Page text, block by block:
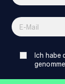
Ich habe